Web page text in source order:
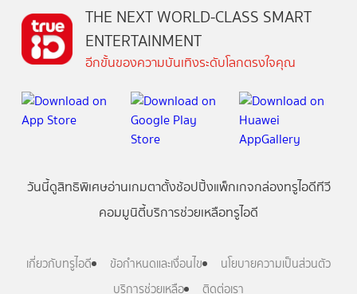
THE NEXT WORLD-CLASS SMART
ENTERTAINMENT
อีกขั้นของความบันเทิงระดับโลกตรงใจคุณ
วันนี้ดูสิทธิพิเศษอ่านเกมตาตั้งช้อปปิ้งแพ็กเกจกล่องทรูไอดีทีวี
คอมมูนิตี้บริการช่วยเหลือทรูไอดี
เกี่ยวกับทรูไอดี ข้อกำหนดและเงื่อนไข
นโยบายความเป็นส่วนตัว
บริการช่วยเหลือ
ติดต่อเรา